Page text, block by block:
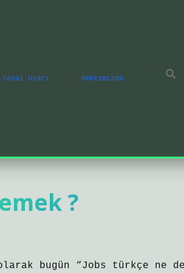
Yasal Uyarı Hakkımızda
?
bugün “Jobs türkçe ne